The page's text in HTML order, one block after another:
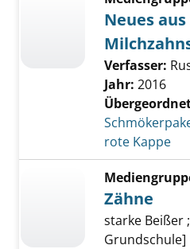
Neues
Verfasser:
Jahr: 2016
rote Kappe
Zähne
starke Beißer
Grundschule]